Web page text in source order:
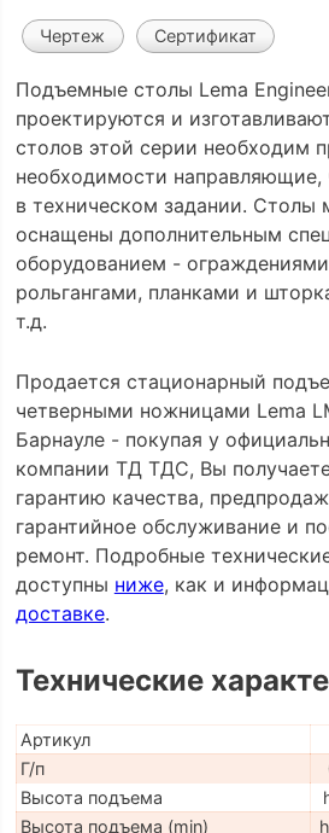
Чертеж Сертификат
Подъемные столы Lema
проектируются и
столов этой серии необходим
необходимости направляющие,
в техническом задании. Столы
оснащены дополнительным
оборудованием -
рольгангами, планками и
т.д.
Продается стационарный
четверными ножницами Lema
Барнауле - покупая у
компании ТД ТДС, Вы
гарантию качества,
гарантийное обслуживание и
ремонт. Подробные
доступны ниже, как и
доставке.
Технические
Артикул
Г/п
Высота подъема
Высота подъема (min)